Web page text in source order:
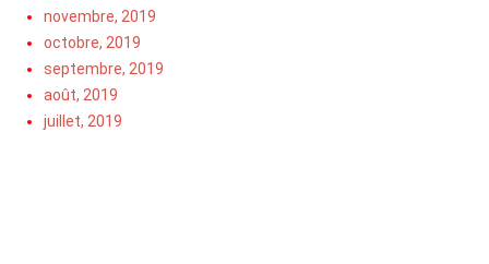
novembre, 2019
octobre, 2019
septembre, 2019
août, 2019
juillet, 2019